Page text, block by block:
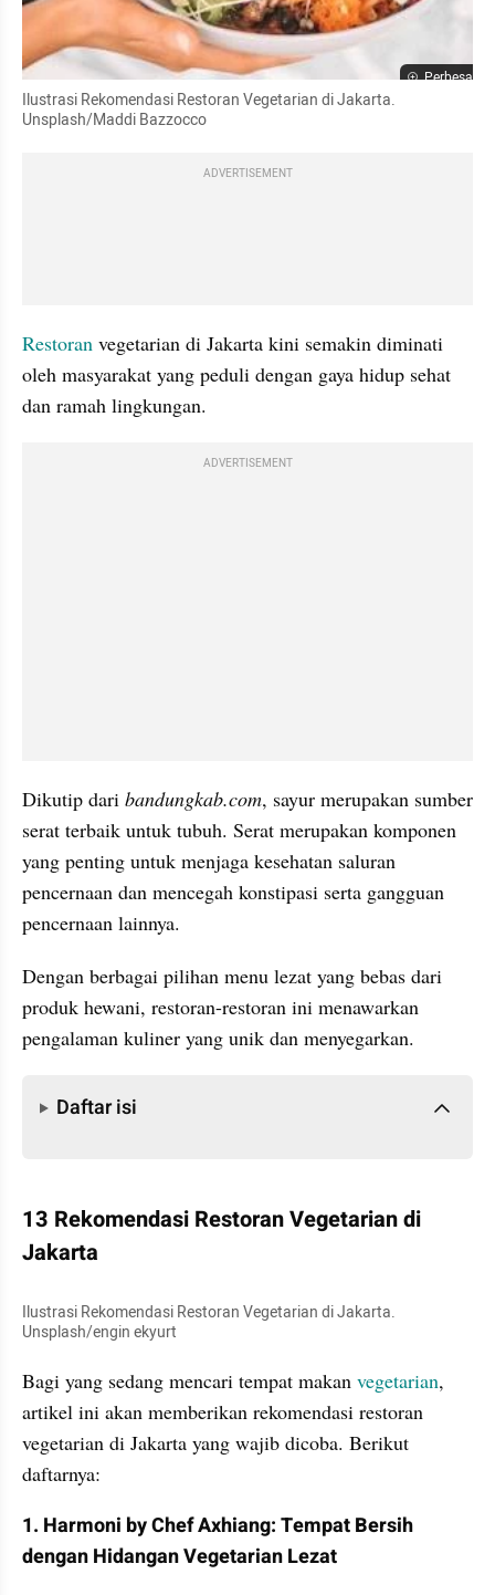
Perbesar
Ilustrasi Rekomendasi Restoran Vegetarian di Jakarta.
Unsplash/Maddi Bazzocco
ADVERTISEMENT
Restoran vegetarian di Jakarta kini semakin diminati
oleh masyarakat yang peduli dengan gaya hidup sehat
dan ramah lingkungan.
ADVERTISEMENT
Dikutip dari bandungkab.com, sayur merupakan sumber
serat terbaik untuk tubuh. Serat merupakan komponen
yang penting untuk menjaga kesehatan saluran
pencernaan dan mencegah konstipasi serta gangguan
pencernaan lainnya.
Dengan berbagai pilihan menu lezat yang bebas dari
produk hewani, restoran-restoran ini menawarkan
pengalaman kuliner yang unik dan menyegarkan.
Daftar isi
13 Rekomendasi Restoran Vegetarian di
Jakarta
Ilustrasi Rekomendasi Restoran Vegetarian di Jakarta.
Unsplash/engin ekyurt
Bagi yang sedang mencari tempat makan vegetarian,
artikel ini akan memberikan rekomendasi restoran
vegetarian di Jakarta yang wajib dicoba. Berikut
daftarnya:
1. Harmoni by Chef Axhiang: Tempat Bersih
dengan Hidangan Vegetarian Lezat